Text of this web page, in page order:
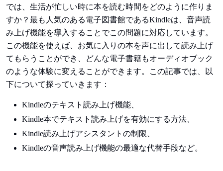
では、生活が忙しい時に本を読む時間をどのように作りま
すか？最も人気のある電子図書館であるKindleは、音声読
み上げ機能を導入することでこの問題に対応しています。
この機能を使えば、お気に入りの本を声に出して読み上げ
てもらうことができ、どんな電子書籍もオーディオブック
のような体験に変えることができます。この記事では、以
下について探っていきます：
Kindleのテキスト読み上げ機能、
Kindle本でテキスト読み上げを有効にする方法、
Kindle読み上げアシスタントの制限、
Kindleの音声読み上げ機能の最適な代替手段など。